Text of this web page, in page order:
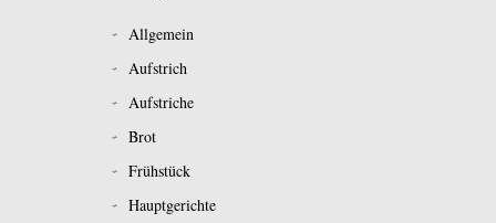
Allgemein
Aufstrich
Aufstriche
Brot
Frühstück
Hauptgerichte